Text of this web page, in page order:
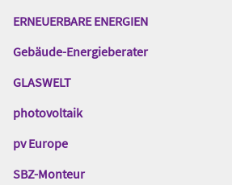
ERNEUERBARE ENERGIEN
Gebäude-Energieberater
GLASWELT
photovoltaik
pv Europe
SBZ-Monteur